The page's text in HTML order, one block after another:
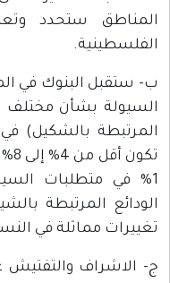
المناطق ستحدد
الفلسطينية.
ب- ستقبل البنوك في
السيولة بشأن مختلف
المرتبطة بالشكيل)
1% في متطلبات
الودائع المرتبطة
تغييرات مماثلة في
ج- الاشراف والتفتيش